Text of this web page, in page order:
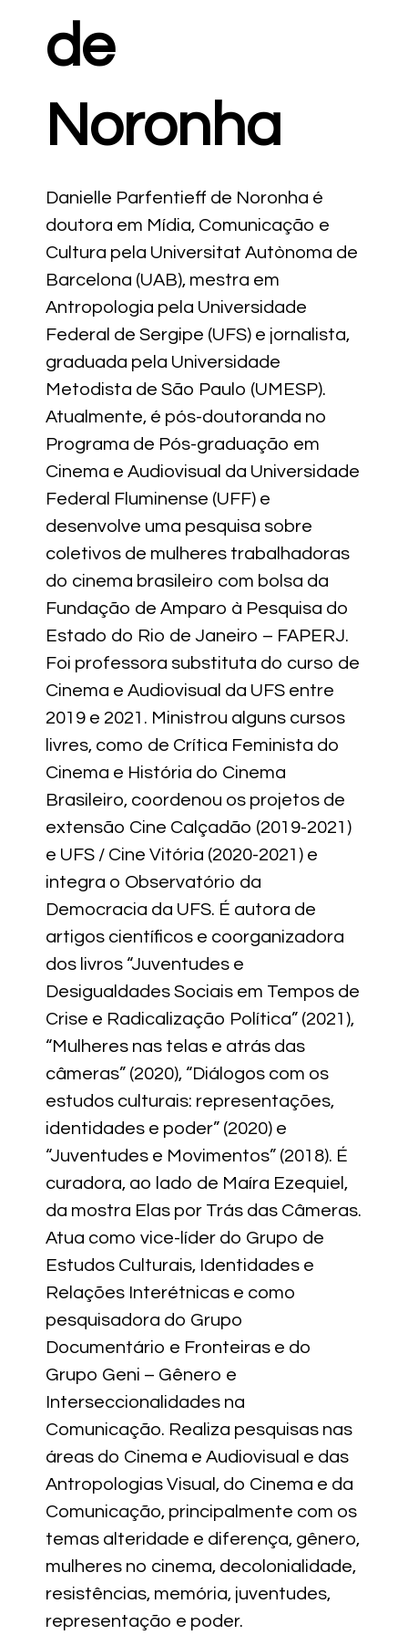
de
Noronha
Danielle Parfentieff de Noronha é
doutora em Mídia, Comunicação e
Cultura pela Universitat Autònoma de
Barcelona (UAB), mestra em
Antropologia pela Universidade
Federal de Sergipe (UFS) e jornalista,
graduada pela Universidade
Metodista de São Paulo (UMESP).
Atualmente, é pós-doutoranda no
Programa de Pós-graduação em
Cinema e Audiovisual da Universidade
Federal Fluminense (UFF) e
desenvolve uma pesquisa sobre
coletivos de mulheres trabalhadoras
do cinema brasileiro com bolsa da
Fundação de Amparo à Pesquisa do
Estado do Rio de Janeiro – FAPERJ.
Foi professora substituta do curso de
Cinema e Audiovisual da UFS entre
2019 e 2021. Ministrou alguns cursos
livres, como de Crítica Feminista do
Cinema e História do Cinema
Brasileiro, coordenou os projetos de
extensão Cine Calçadão (2019-2021)
e UFS / Cine Vitória (2020-2021) e
integra o Observatório da
Democracia da UFS. É autora de
artigos científicos e coorganizadora
dos livros “Juventudes e
Desigualdades Sociais em Tempos de
Crise e Radicalização Política” (2021),
“Mulheres nas telas e atrás das
câmeras” (2020), “Diálogos com os
estudos culturais: representações,
identidades e poder” (2020) e
“Juventudes e Movimentos” (2018). É
curadora, ao lado de Maíra Ezequiel,
da mostra Elas por Trás das Câmeras.
Atua como vice-líder do Grupo de
Estudos Culturais, Identidades e
Relações Interétnicas e como
pesquisadora do Grupo
Documentário e Fronteiras e do
Grupo Geni – Gênero e
Interseccionalidades na
Comunicação. Realiza pesquisas nas
áreas do Cinema e Audiovisual e das
Antropologias Visual, do Cinema e da
Comunicação, principalmente com os
temas alteridade e diferença, gênero,
mulheres no cinema, decolonialidade,
resistências, memória, juventudes,
representação e poder.